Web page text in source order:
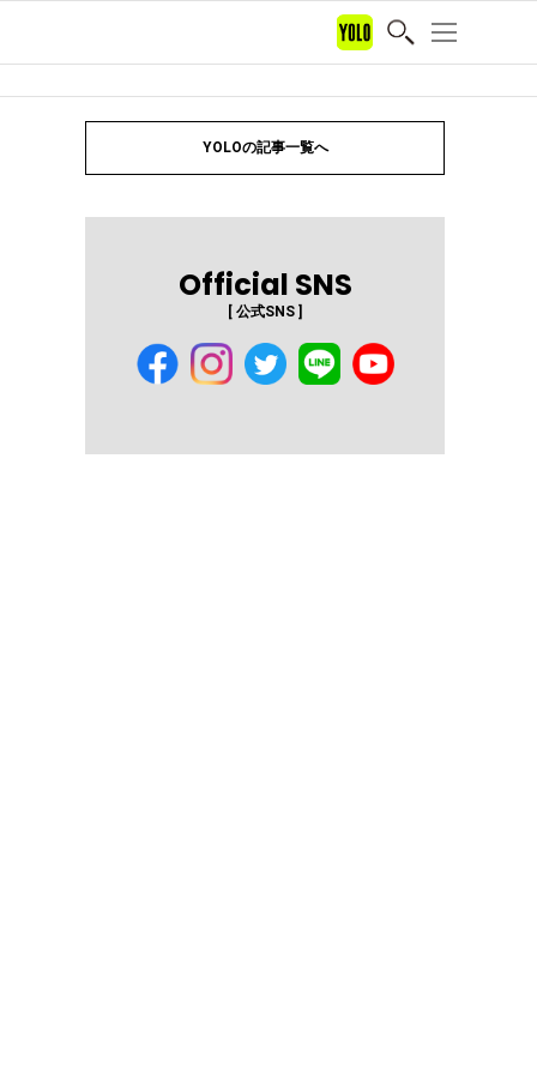
YOLOの記事一覧へ
Official SNS
[ 公式SNS ]